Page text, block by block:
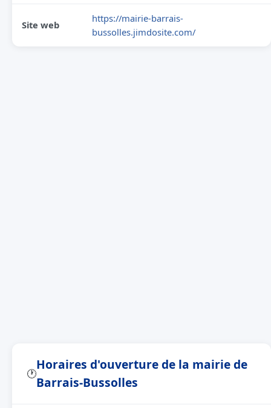
Site web
https://mairie-barrais-
bussolles.jimdosite.com/
🕐
Horaires d'ouverture de la mairie de
Barrais-Bussolles